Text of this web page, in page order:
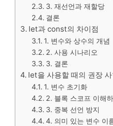
3. 재선언과 재할당
결론
let과 const의 차이점
1. 변수와 상수의 개념
2. 사용 시나리오
3. 결론
let을 사용할 때의 권장
1. 변수 초기화
2. 블록 스코프 이해
3. 중복 선언 방지
4. 의미 있는 변수 이